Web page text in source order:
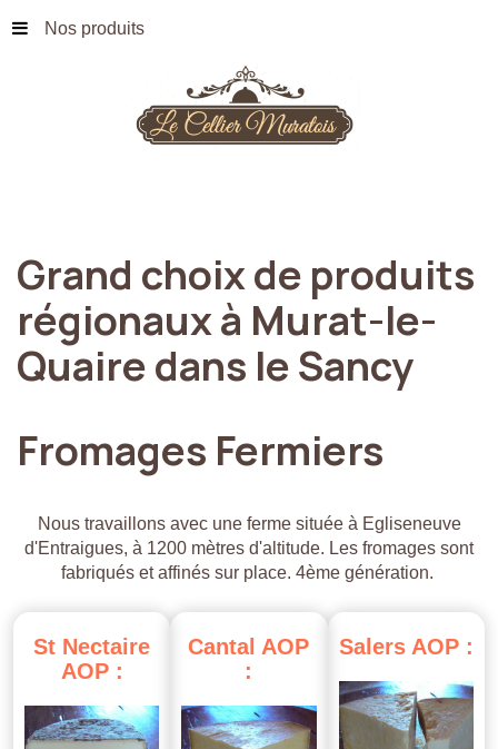
Nos produits
Grand choixde produits
régionauxà Murat-le-
Quairedans leSancy
Fromages Fermiers
Nous travaillons avec une ferme située à Egliseneuve
d'Entraigues, à 1200 mètres d'altitude. Les fromages sont
fabriqués et affinés sur place. 4ème génération.
St Nectaire
AOP :
Cantal AOP
:
Salers AOP :